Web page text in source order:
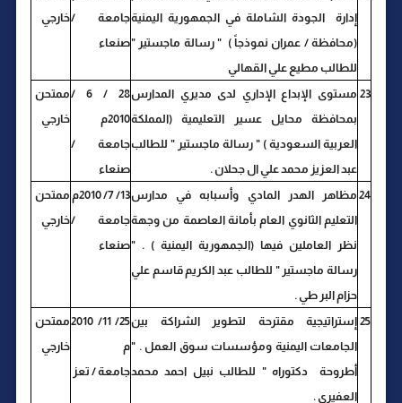
إدارة الجودة الشاملة في الجمهورية اليمنية
(محافظة / عمران نموذجاً ) " رسالة ماجستير "
للطالب مطيع علي القهالي
جامعة /
صنعاء
خارجي
23 مستوى الإبداع الإداري لدى مديري المدارس
بمحافظة محايل عسير التعليمية (المملكة
العربية السعودية ) " رسالة ماجستير " للطالب
عبد العزيز محمد علي ال جحلان .
28 / 6 /
2010م
جامعة /
صنعاء
ممتحن
خارجي
24 مظاهر الهدر المادي وأسبابه في مدارس
التعليم الثانوي العام بأمانة العاصمة من وجهة
نظر العاملين فيها (الجمهورية اليمنية ) . "
رسالة ماجستير " للطالب عبد الكريم قاسم علي
حزام البر طي .
13/ 7/ 2010م
جامعة /
صنعاء
ممتحن
خارجي
25 إستراتيجية مقترحة لتطوير الشراكة بين
الجامعات اليمنية ومؤسسات سوق العمل . "
أطروحة دكتوراه " للطالب نبيل احمد محمد
العفيري .
25/ 11/ 2010
م
جامعة / تعز
ممتحن
خارجي